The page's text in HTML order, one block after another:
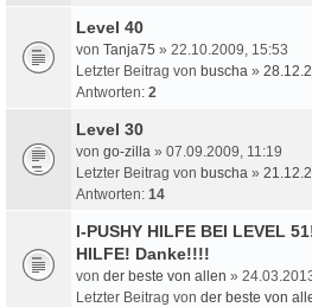
Level 40
von Tanja75 » 22.10.2009, 15:53
Letzter Beitrag von buscha »
Antworten: 2
Level 30
von go-zilla » 07.09.2009, 11:19
Letzter Beitrag von buscha »
Antworten: 14
I-PUSHY HILFE BEI LEVEL
HILFE! Danke!!!!
von der beste von allen »
Letzter Beitrag von der beste von